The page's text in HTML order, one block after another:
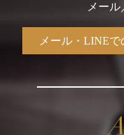
メー
メール・LINE